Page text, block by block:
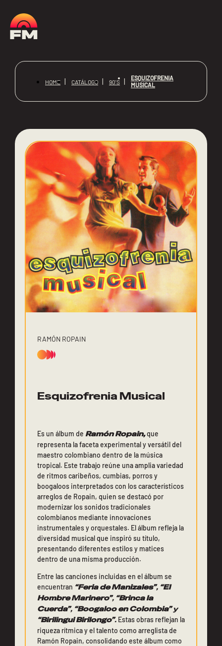
HOME CATÁLOGO 90'S
ESQUIZOFRENIA
MUSICAL
RAMÓN ROPAIN
Esquizofrenia Musical
Es un álbum de Ramón Ropain,que
representa la faceta experimental y versátil del
maestro colombiano dentro de la música
tropical. Este trabajo reúne una amplia variedad
de ritmos caribeños, cumbias, porros y
boogaloos interpretados con los característicos
arreglos de Ropain, quien se destacó por
modernizar los sonidos tradicionales
colombianos mediante innovaciones
instrumentales y orquestales. El álbum refleja la
diversidad musical que inspiró su título,
presentando diferentes estilos y matices
dentro de una misma producción.
Entre las canciones incluidas en el álbum se
encuentran “Feria de Manizales”, “El
Hombre Marinero”, “Brinca la
Cuerda”, “Boogaloo en Colombia”y
“Birilingui Birilongo”. Estas obras reflejan la
riqueza rítmica y el talento como arreglista de
Ramón Ropain, consolidando este álbum como